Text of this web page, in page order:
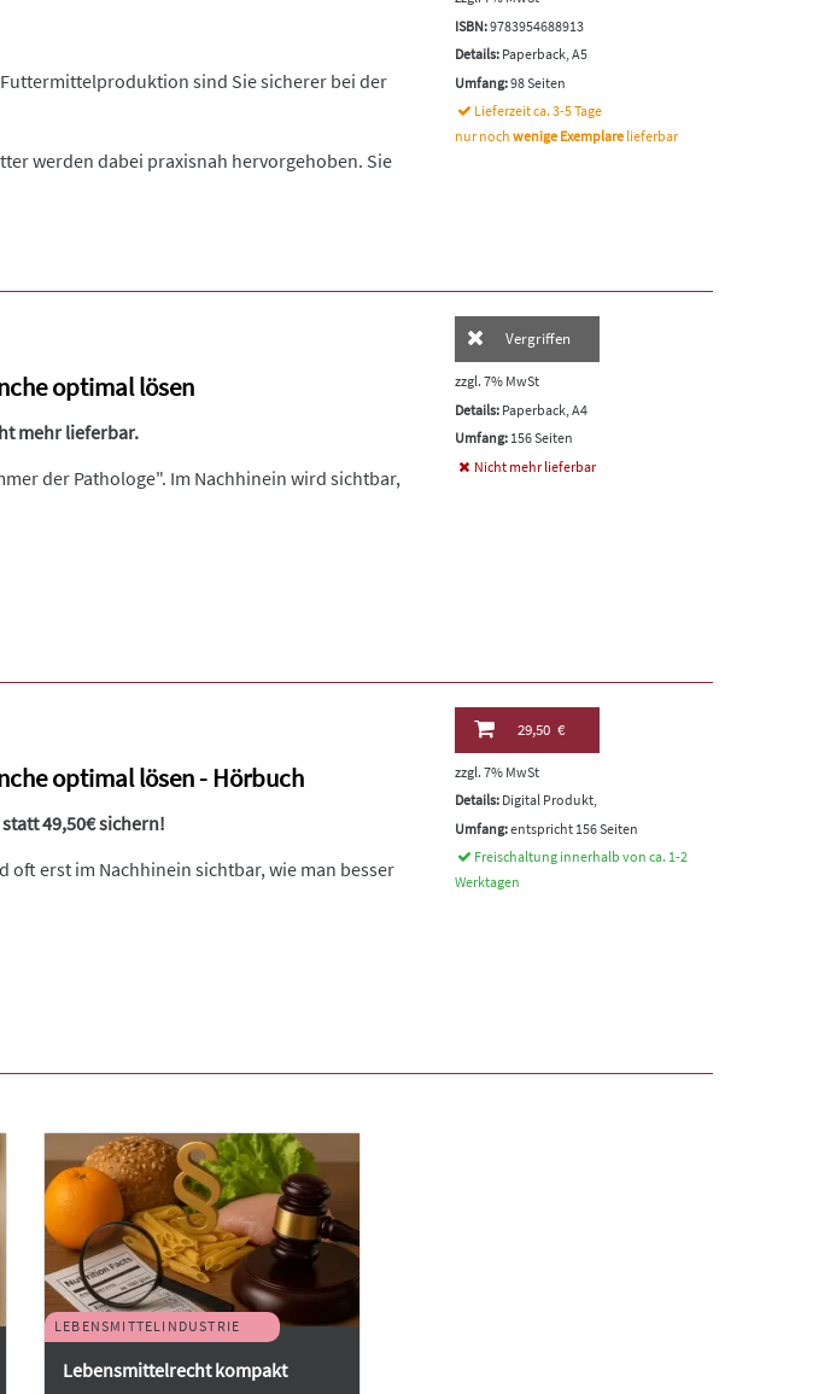
sind Sie sicherer bei der
werden dabei praxisnah hervorgehoben. Sie
ISBN:9783954688913
Details: Paperback, A5
Umfang:98 Seiten
Lieferzeit ca. 3-5 Tage
nur nochwenige Exemplare lieferbar
optimal lösen
mehr lieferbar.
der Pathologe". Im Nachhinein wird sichtbar,
Vergriffen
zzgl. 7% MwSt
Details: Paperback, A4
Umfang: 156 Seiten
Nicht mehr lieferbar
optimal lösen - Hörbuch
49,50€ sichern!
erst im Nachhinein sichtbar, wie man besser
29,50 €
zzgl. 7% MwSt
Details: Digital Produkt,
Umfang:entspricht 156 Seiten
Freischaltung innerhalb von ca. 1-2
Werktagen
LEBENSMITTELINDUSTRIE
Lebensmittelrecht kompakt